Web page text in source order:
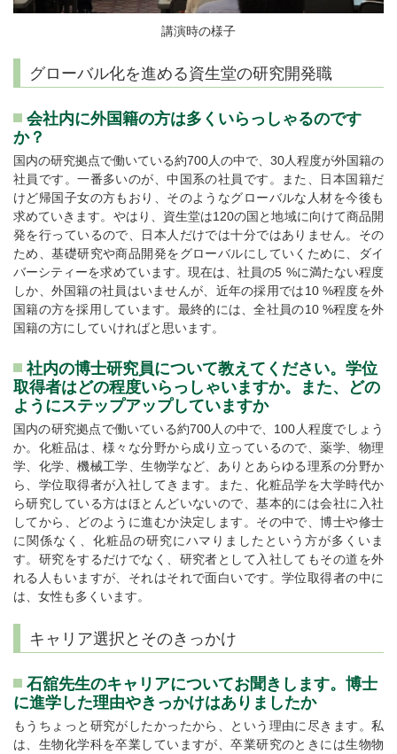
講演時の様子
グローバル化を進める資生堂の研究開発職
会社内に外国籍の方は多くいらっしゃるのです
か？
国内の研究拠点で働いている約700人の中で、30人程度が外国籍の
社員です。一番多いのが、中国系の社員です。また、日本国籍だ
けど帰国子女の方もおり、そのようなグローバルな人材を今後も
求めていきます。やはり、資生堂は120の国と地域に向けて商品開
発を行っているので、日本人だけでは十分ではありません。その
ため、基礎研究や商品開発をグローバルにしていくために、ダイ
バーシティーを求めています。現在は、社員の5 %に満たない程度
しか、外国籍の社員はいませんが、近年の採用では10 %程度を外
国籍の方を採用しています。最終的には、全社員の10 %程度を外
国籍の方にしていければと思います。
社内の博士研究員について教えてください。学位
取得者はどの程度いらっしゃいますか。また、どの
ようにステップアップしていますか
国内の研究拠点で働いている約700人の中で、100人程度でしょう
か。化粧品は、様々な分野から成り立っているので、薬学、物理
学、化学、機械工学、生物学など、ありとあらゆる理系の分野か
ら、学位取得者が入社してきます。また、化粧品学を大学時代か
ら研究している方はほとんどいないので、基本的には会社に入社
してから、どのように進むか決定します。その中で、博士や修士
に関係なく、化粧品の研究にハマりましたという方が多くいま
す。研究をするだけでなく、研究者として入社してもその道を外
れる人もいますが、それはそれで面白いです。学位取得者の中に
は、女性も多くいます。
キャリア選択とそのきっかけ
石舘先生のキャリアについてお聞きします。博士
に進学した理由やきっかけはありましたか
もうちょっと研究がしたかったから、という理由に尽きます。私
は、生物化学科を卒業していますが、卒業研究のときには生物物